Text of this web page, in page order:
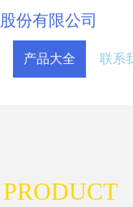
份有限公司
产品大全 联系
PRODUCT